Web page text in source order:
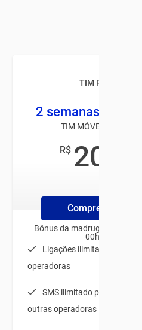
TIM Pré TOP
2 semanas 2 GB
TIM MÓVEL PRÉ-
R$ 20
Compre ChipTim
Bônus da madrugada para
00h e 06h
Ligações ilimitadas para
operadoras
SMS ilimitado para TIM +
outras operadoras